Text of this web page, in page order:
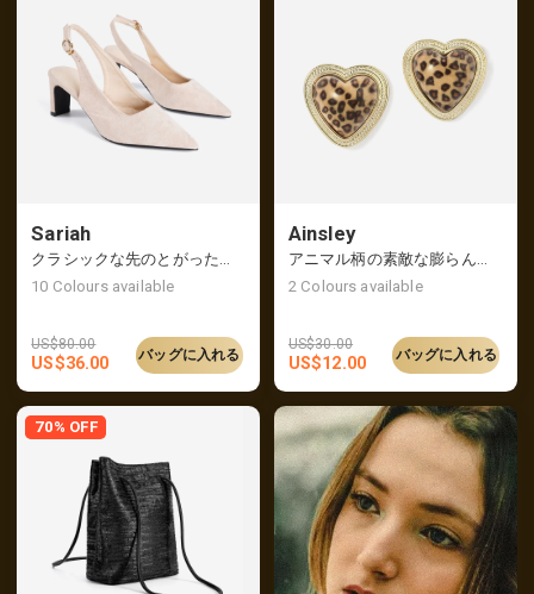
Sariah
クラシックな先のとがったつま先のスリングバックヒール、レトロでエレガントな雰囲気
10 Colours available
US$80.00
US$36.00 バッグに入れる
Ainsley
アニマル柄の素敵な膨らんだハートのイヤリング
2 Colours available
US$30.00
US$12.00 バッグに入れる
70% OFF